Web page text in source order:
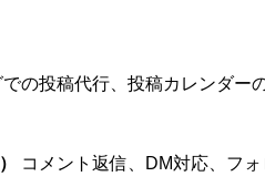
の投稿代行、投稿カレンダー
コメント返信、DM対応、フ